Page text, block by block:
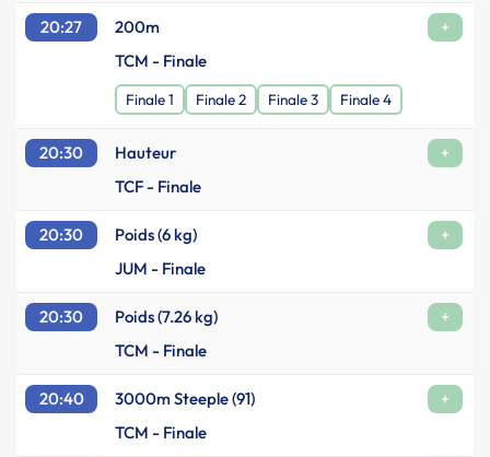
20:27 200m
+
TCM - Finale
Finale 1 Finale 2 Finale 3 Finale 4
20:30 Hauteur
+
TCF - Finale
20:30 Poids (6 kg)
+
JUM - Finale
20:30 Poids (7.26 kg)
+
TCM - Finale
20:40 3000m Steeple (91)
+
TCM - Finale